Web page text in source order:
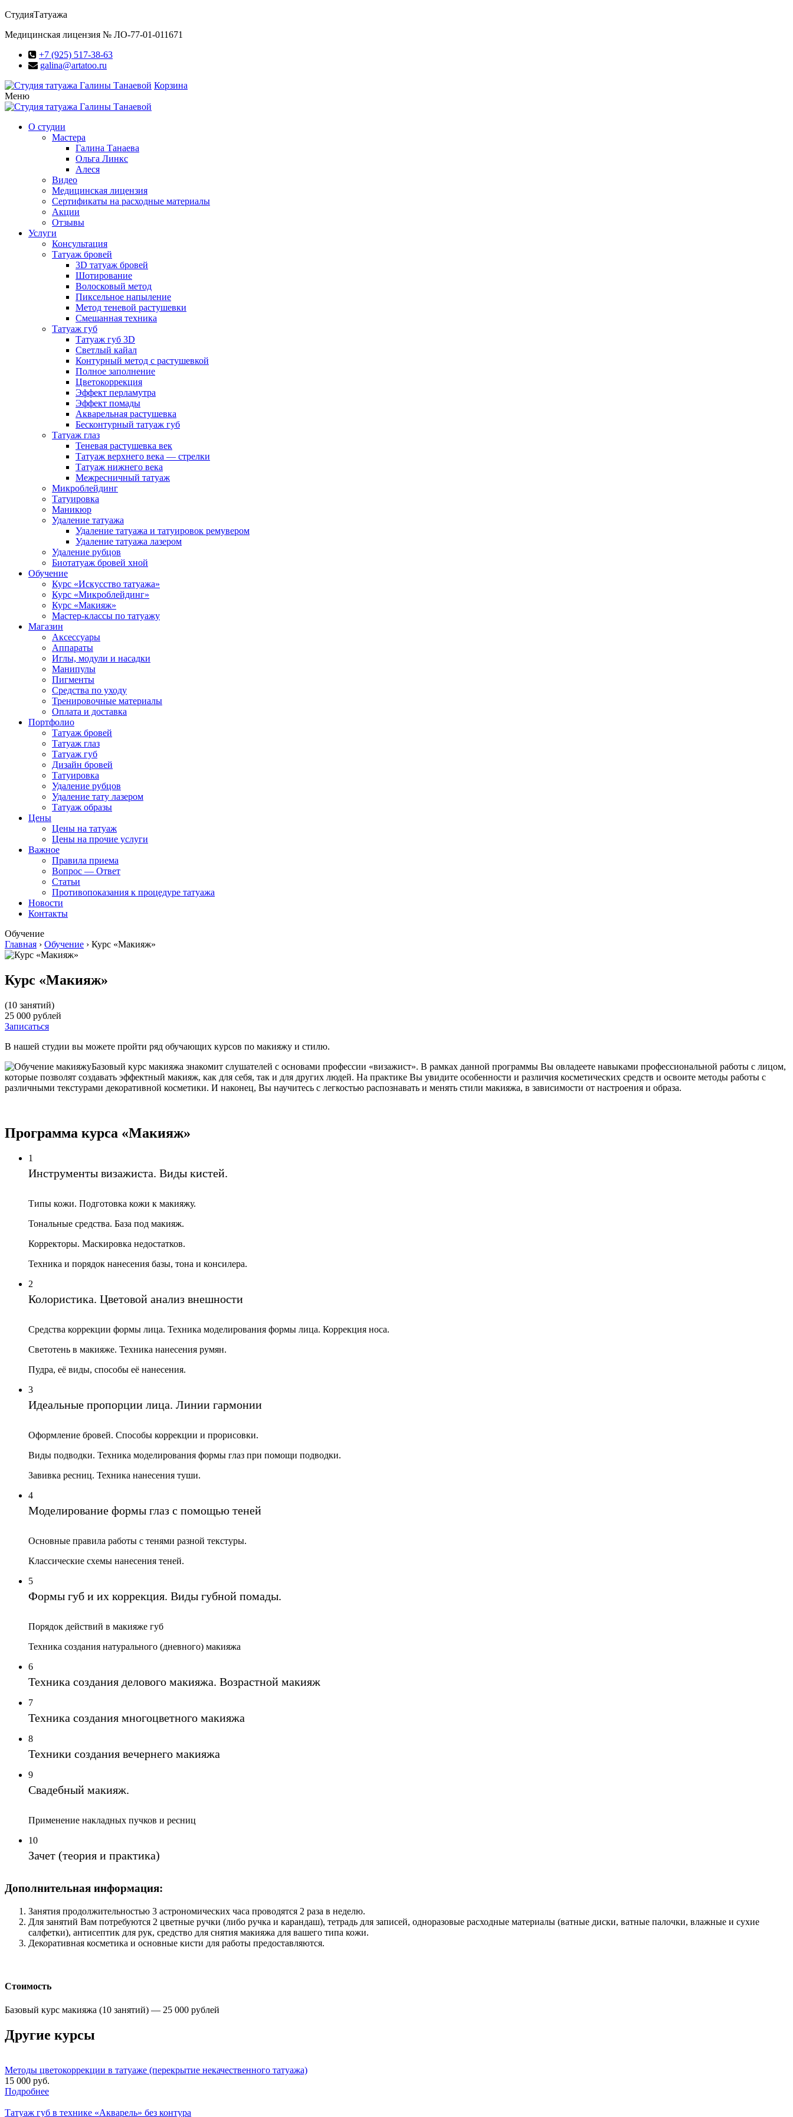
СтудияТатуажа
Медицинская лицензия № ЛО-77-01-011671
+7 (925) 517-38-63
galina@artatoo.ru
Корзина
Меню
О студии
Мастера
Галина Танаева
Ольга Линкс
Алеся
Видео
Медицинская лицензия
Сертификаты на расходные материалы
Акции
Отзывы
Услуги
Консультация
Татуаж бровей
3D татуаж бровей
Шотирование
Волосковый метод
Пиксельное напыление
Метод теневой растушевки
Смешанная техника
Татуаж губ
Татуаж губ 3D
Светлый кайал
Контурный метод с растушевкой
Полное заполнение
Цветокоррекция
Эффект перламутра
Эффект помады
Акварельная растушевка
Бесконтурный татуаж губ
Татуаж глаз
Теневая растушевка век
Татуаж верхнего века — стрелки
Татуаж нижнего века
Межресничный татуаж
Микроблейдинг
Татуировка
Маникюр
Удаление татуажа
Удаление татуажа и татуировок ремувером
Удаление татуажа лазером
Удаление рубцов
Биотатуаж бровей хной
Обучение
Курс «Искусство татуажа»
Курс «Микроблейдинг»
Курс «Макияж»
Мастер-классы по татуажу
Магазин
Аксессуары
Аппараты
Иглы, модули и насадки
Манипулы
Пигменты
Средства по уходу
Тренировочные материалы
Оплата и доставка
Портфолио
Татуаж бровей
Татуаж глаз
Татуаж губ
Дизайн бровей
Татуировка
Удаление рубцов
Удаление тату лазером
Татуаж образы
Цены
Цены на татуаж
Цены на прочие услуги
Важное
Правила приема
Вопрос — Ответ
Статьи
Противопоказания к процедуре татуажа
Новости
Контакты
Обучение
Главная › Обучение › Курс «Макияж»
Курс «Макияж»
(10 занятий)
25 000 рублей
Записаться
В нашей студии вы можете пройти ряд обучающих курсов по макияжу и стилю.
Базовый курс макияжа знакомит слушателей с основами профессии «визажист». В рамках данной программы Вы овладеете навыками профессиональной работы с лицом,
которые позволят создавать эффектный макияж, как для себя, так и для других людей. На практике Вы увидите особенности и различия косметических средств и освоите методы работы с
различными текстурами декоративной косметики. И наконец, Вы научитесь с легкостью распознавать и менять стили макияжа, в зависимости от настроения и образа.
Программа курса «Макияж»
1
Инструменты визажиста. Виды кистей.
Типы кожи. Подготовка кожи к макияжу.
Тональные средства. База под макияж.
Корректоры. Маскировка недостатков.
Техника и порядок нанесения базы, тона и консилера.
2
Колористика. Цветовой анализ внешности
Средства коррекции формы лица. Техника моделирования формы лица. Коррекция носа.
Светотень в макияже. Техника нанесения румян.
Пудра, её виды, способы её нанесения.
3
Идеальные пропорции лица. Линии гармонии
Оформление бровей. Способы коррекции и прорисовки.
Виды подводки. Техника моделирования формы глаз при помощи подводки.
Завивка ресниц. Техника нанесения туши.
4
Моделирование формы глаз с помощью теней
Основные правила работы с тенями разной текстуры.
Классические схемы нанесения теней.
5
Формы губ и их коррекция. Виды губной помады.
Порядок действий в макияже губ
Техника создания натурального (дневного) макияжа
6
Техника создания делового макияжа. Возрастной макияж
7
Техника создания многоцветного макияжа
8
Техники создания вечернего макияжа
9
Свадебный макияж.
Применение накладных пучков и ресниц
10
Зачет (теория и практика)
Дополнительная информация:
Занятия продолжительностью 3 астрономических часа проводятся 2 раза в неделю.
Для занятий Вам потребуются 2 цветные ручки (либо ручка и карандаш), тетрадь для записей, одноразовые расходные материалы (ватные диски, ватные палочки, влажные и сухие
салфетки), антисептик для рук, средство для снятия макияжа для вашего типа кожи.
Декоративная косметика и основные кисти для работы предоставляются.
Стоимость
Базовый курс макияжа (10 занятий) — 25 000 рублей
Другие курсы
Методы цветокоррекции в татуаже (перекрытие некачественного татуажа)
15 000 руб.
Подробнее
Татуаж губ в технике «Акварель» без контура